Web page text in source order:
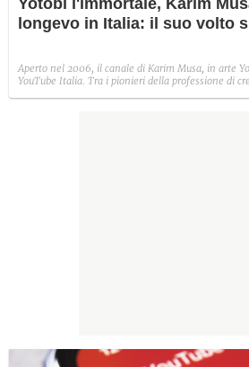
longevo in Italia: il suo volto
Aperto nel 2006, il canale di Karim Musa, in arte
YouTube Italia. Tra i pionieri della professione di